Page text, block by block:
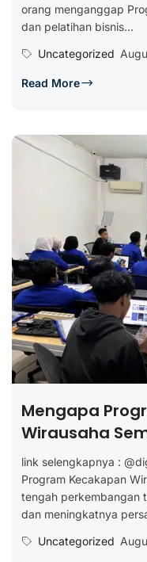
orang menganggap
dan pelatihan bisnis...
Uncategorized
Read More
Mengapa
Wirausaha
link selengkapnya :
Program Kecakapan
tengah perkembangan
dan meningkatnya
Uncategorized